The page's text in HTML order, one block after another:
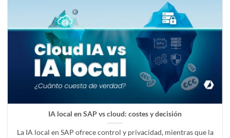
IA local en SAP vs cloud: costes y decisión
La IA local en SAP ofrece control y privacidad, mientras que la